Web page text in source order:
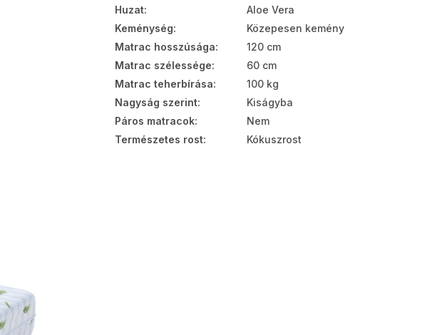
Huzat:
Aloe Vera
Keménység:
Közepesen kemény
Matrac hosszúsága:
120 cm
Matrac szélessége:
60 cm
Matrac teherbírása:
100 kg
Nagyság szerint:
Kiságyba
Páros matracok:
Nem
Természetes rost: Kókuszrost